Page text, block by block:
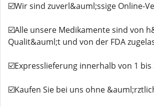
☑️Wir sind zuverl&auml;ssige Online-
☑️Alle unsere Medikamente sind von
Qualit&auml;t und von der FDA
☑️Expresslieferung innerhalb von 1 bis
☑️Kaufen Sie bei uns ohne